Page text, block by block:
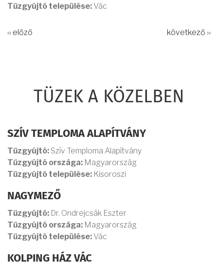
Tűzgyújtó települése: Vác
‹‹ előző következő ››
TÜZEK A KÖZELBEN
SZÍV TEMPLOMA ALAPÍTVÁNY
Tűzgyújtó: Szív Temploma Alapítvány
Tűzgyújtó országa: Magyarország
Tűzgyújtó települése: Kisoroszi
NAGYMEZŐ
Tűzgyújtó: Dr. Ondrejcsák Eszter
Tűzgyújtó országa: Magyarország
Tűzgyújtó települése: Vác
KOLPING HÁZ VÁC